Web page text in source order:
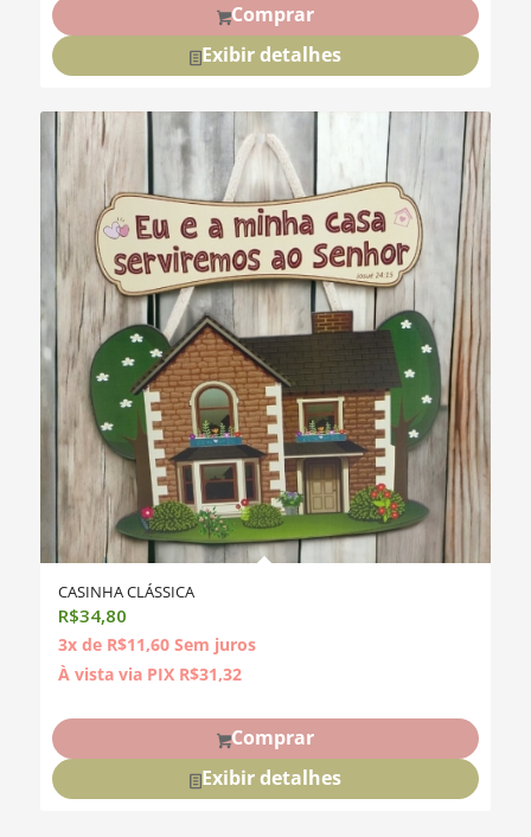
Comprar
Exibir detalhes
CASINHA CLÁSSICA
R$34,80
3x de R$11,60 Sem juros
À vista via PIX R$31,32
Comprar
Exibir detalhes